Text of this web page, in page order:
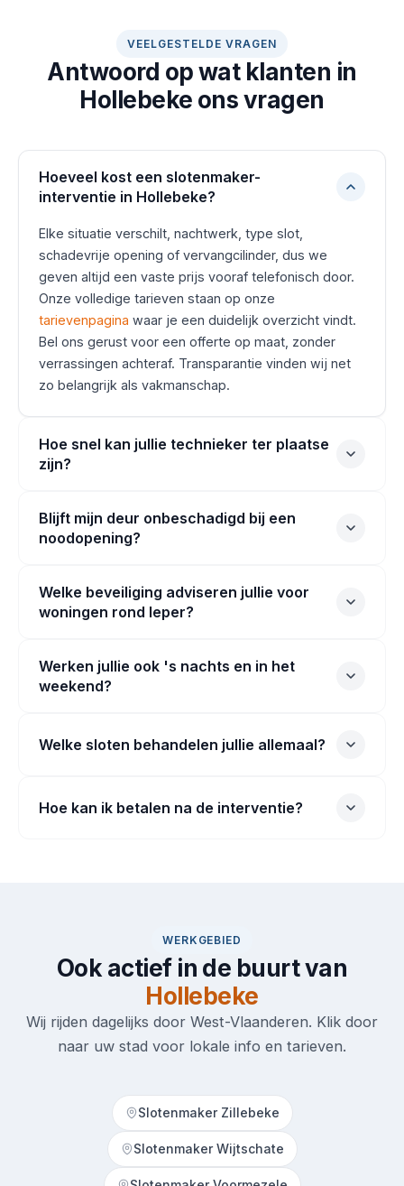
VEELGESTELDE VRAGEN
Antwoord op wat klanten in
Hollebeke ons vragen
Hoeveel kost een slotenmaker-
interventie in Hollebeke?
Elke situatie verschilt, nachtwerk, type slot,
schadevrije opening of vervangcilinder, dus we
geven altijd een vaste prijs vooraf telefonisch door.
Onze volledige tarieven staan op onze
tarievenpagina waar je een duidelijk overzicht vindt.
Bel ons gerust voor een offerte op maat, zonder
verrassingen achteraf. Transparantie vinden wij net
zo belangrijk als vakmanschap.
Hoe snel kan jullie technieker ter plaatse
zijn?
Blijft mijn deur onbeschadigd bij een
noodopening?
Welke beveiliging adviseren jullie voor
woningen rond Ieper?
Werken jullie ook 's nachts en in het
weekend?
Welke sloten behandelen jullie allemaal?
Hoe kan ik betalen na de interventie?
WERKGEBIED
Ook actief in de buurt van
Hollebeke
Wij rijden dagelijks door West-Vlaanderen. Klik door
naar uw stad voor lokale info en tarieven.
Slotenmaker Zillebeke
Slotenmaker Wijtschate